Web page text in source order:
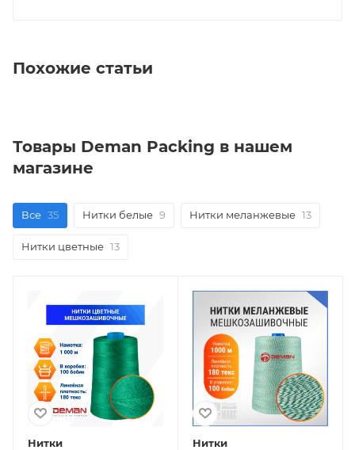
Похожие статьи
Товары Deman Packing в нашем
магазине
Все 35 Нитки белые 9 Нитки меланжевые 13
Нитки цветные 13
Нитки
Нитки